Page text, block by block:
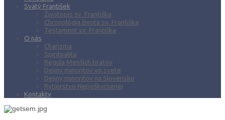
Svätý František
Životopis sv. Františka
Chronológia života sv. Františka
Testament sv. Františka
O nás
Charizma
Spiritualita
Regula Menších bratov
Dejiny minoritov vo svete
Dejiny minoritov na Slovensku
Rytierstvo Nepoškvrnenej
Kontakty